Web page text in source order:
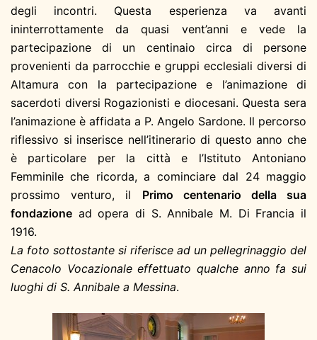
degli incontri. Questa esperienza va avanti
ininterrottamente da quasi vent’anni e vede la
partecipazione di un centinaio circa di persone
provenienti da parrocchie e gruppi ecclesiali diversi di
Altamura con la partecipazione e l’animazione di
sacerdoti diversi Rogazionisti e diocesani. Questa sera
l’animazione è affidata a P. Angelo Sardone. Il percorso
riflessivo si inserisce nell’itinerario di questo anno che
è particolare per la città e l’Istituto Antoniano
Femminile che ricorda, a cominciare dal 24 maggio
prossimo venturo, il Primo centenario della sua
fondazione ad opera di S. Annibale M. Di Francia il
1916.
La foto sottostante si riferisce ad un pellegrinaggio del
Cenacolo Vocazionale effettuato qualche anno fa sui
luoghi di S. Annibale a Messina.